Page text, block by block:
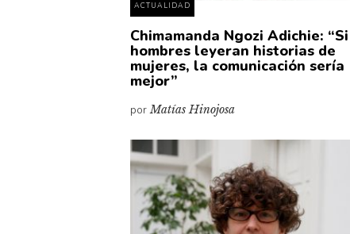
ACTUALIDAD
Chimamanda Ngozi Adichie:
hombres leyeran historias de
mujeres, la comunicación sería
mejor”
porMatías Hinojosa